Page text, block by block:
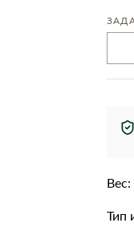
Вес:
Тип